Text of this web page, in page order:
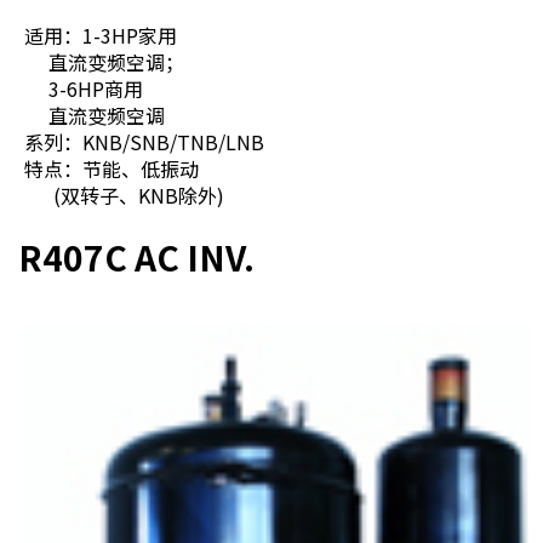
适用：1-3HP家用
直流变频空调；
3-6HP商用
直流变频空调
系列：KNB/SNB/TNB/LNB
特点：节能、低振动
(双转子、KNB除外)
R407C AC INV.